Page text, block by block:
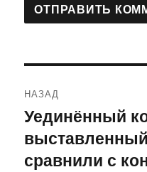
по
записям
НАЗАД
Предыдущая
запись:
Уединённый
сравнили с